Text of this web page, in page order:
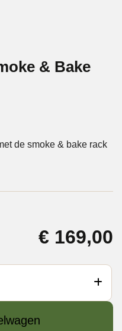
& Bake
de smoke & bake rack
€ 169,00